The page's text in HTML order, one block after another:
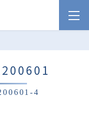
4